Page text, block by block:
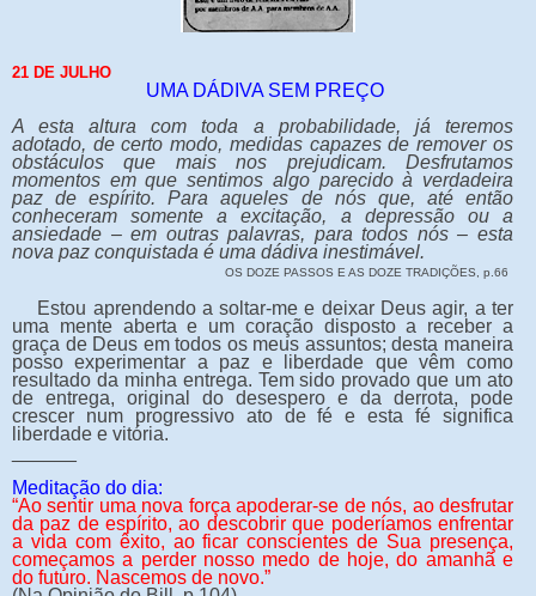
21 DE JULHO
UMA DÁDIVA SEM PREÇO
A esta altura com toda a probabilidade, já teremos
adotado, de certo modo, medidas capazes de remover os
obstáculos que mais nos prejudicam. Desfrutamos
momentos em que sentimos algo parecido à verdadeira
paz de espírito. Para aqueles de nós que, até então
conheceram somente a excitação, a depressão ou a
ansiedade – em outras palavras, para todos nós – esta
nova paz conquistada é uma dádiva inestimável.
OS DOZE PASSOS E AS DOZE TRADIÇÕES, p.66
Estou aprendendo a soltar-me e deixar Deus agir, a ter
uma mente aberta e um coração disposto a receber a
graça de Deus em todos os meus assuntos; desta maneira
posso experimentar a paz e liberdade que vêm como
resultado da minha entrega. Tem sido provado que um ato
de entrega, original do desespero e da derrota, pode
crescer num progressivo ato de fé e esta fé significa
liberdade e vitória.
Meditação do dia:
“Ao sentir uma nova força apoderar-se de nós, ao desfrutar
da paz de espírito, ao descobrir que poderíamos enfrentar
a vida com êxito, ao ficar conscientes de Sua presença,
começamos a perder nosso medo de hoje, do amanhã e
do futuro. Nascemos de novo.”